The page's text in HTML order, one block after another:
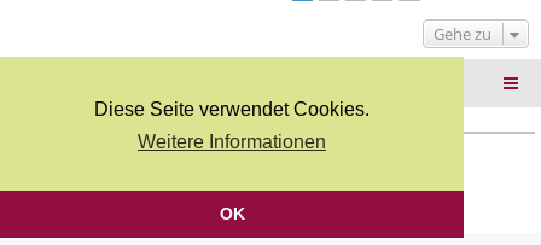
Diese Seite verwendet Cookies.
Weitere Informationen
OK
g
Gehe zu
Deutsche Übersetzung durchphpBB.de